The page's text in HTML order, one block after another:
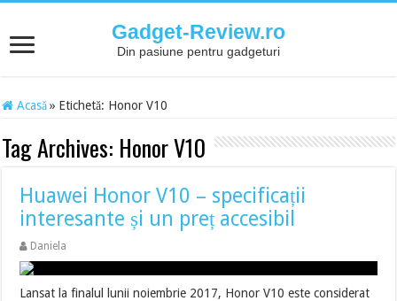
Gadget-Review.ro
Din pasiune pentru gadgeturi
Acasă » Etichetă: Honor V10
Tag Archives: Honor V10
Huawei Honor V10 – specificații
interesante și un preț accesibil
Daniela
Lansat la finalul lunii noiembrie 2017, Honor V10 este considerat